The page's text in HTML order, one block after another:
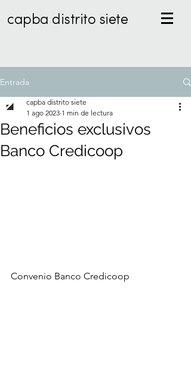
capba distrito siete
Entrada
Beneficios exclusivos
Banco Credicoop
capba distrito siete
1 ago 2023 1 min de lectura
Convenio Banco Credicoop